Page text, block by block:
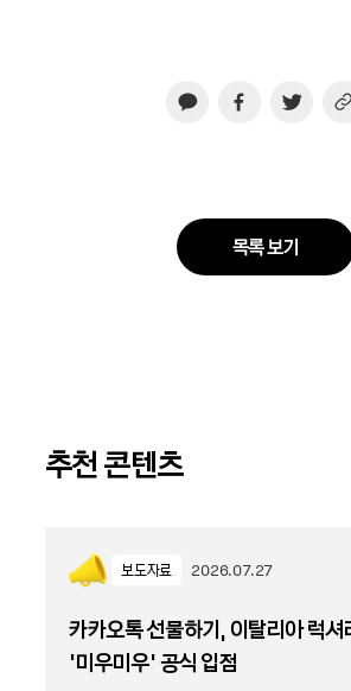
목록 보기
추천 콘텐츠
보도자료 2026.07.27
카카오톡 선물하기, 이탈리아 럭셔
'미우미우' 공식 입점